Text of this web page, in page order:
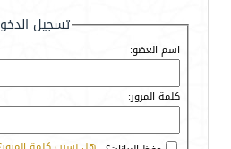
تسجيل
اسم العضو:
كلمة المرور: